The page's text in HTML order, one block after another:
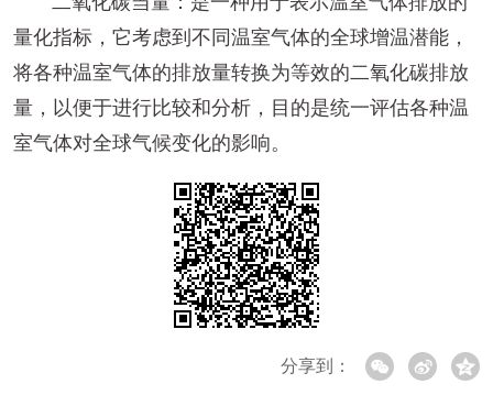
量化指标，它考虑到不同温室气体的全球增温潜能，
将各种温室气体的排放量转换为等效的二氧化碳排放
量，以便于进行比较和分析，目的是统一评估各种温
室气体对全球气候变化的影响。
分享到：